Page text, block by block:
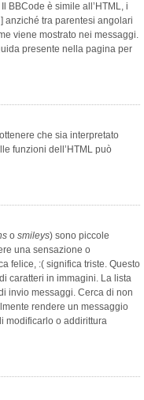
BBCode è simile all’HTML, i
anziché tra parentesi angolari
viene mostrato nei messaggi.
presente nella pagina per
che sia interpretato
funzioni dell’HTML può
o smileys) sono piccole
una sensazione o
felice, :( significa triste. Questo
caratteri in immagini. La lista
invio messaggi. Cerca di non
rendere un messaggio
modificarlo o addirittura